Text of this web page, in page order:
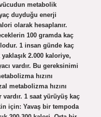
metabolik
duyduğu enerji
olarak hesaplanır.
100 gramda kaç
1 insan günde kaç
2.000 kaloriye,
vardır. Bu gereksinimi
hızını
metabolizma hızını
1 saat yürüyüş kaç
için: Yavaş bir tempoda